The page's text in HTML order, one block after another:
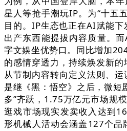
星人等抢手潮玩IP。为“十五
目的。IP生态也正在AI赋能
出产东西能提拔内容质量。
字文娱坐优势口。同比增加
的感情穿透力，持续焕发新
从节制内容转向定义法则、
是继《黑：悟空》之后，微短
多”齐跃，1.75万亿元市场规
逛戏市场现实发卖收入达到
形机械人活动会涵盖127个品